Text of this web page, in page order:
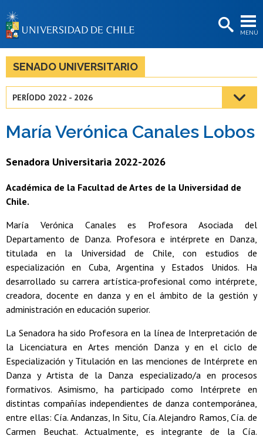
MENÚ
BIBLIOTECAS
LA UNIVERSIDAD
Estudiantes
Académicas/os
Funcionarias/os
SENADO UNIVERSITARIO
PERÍODO 2022 - 2026
María Verónica Canales Lobos
Senadora Universitaria 2022-2026
Académica de la Facultad de Artes de la Universidad de
Chile.
María Verónica Canales es Profesora Asociada del
Departamento de Danza. Profesora e intérprete en Danza,
titulada en la Universidad de Chile, con estudios de
especialización en Cuba, Argentina y Estados Unidos. Ha
desarrollado su carrera artística-profesional como intérprete,
creadora, docente en danza y en el ámbito de la gestión y
administración en educación superior.
La Senadora ha sido Profesora en la línea de Interpretación de
la Licenciatura en Artes mención Danza y en el ciclo de
Especialización y Titulación en las menciones de Intérprete en
Danza y Artista de la Danza especializado/a en procesos
formativos. Asimismo, ha participado como Intérprete en
distintas compañías independientes de danza contemporánea,
entre ellas: Cía. Andanzas, In Situ, Cía. Alejandro Ramos, Cía. de
Carmen Beuchat. Actualmente, es integrante de la Cía.